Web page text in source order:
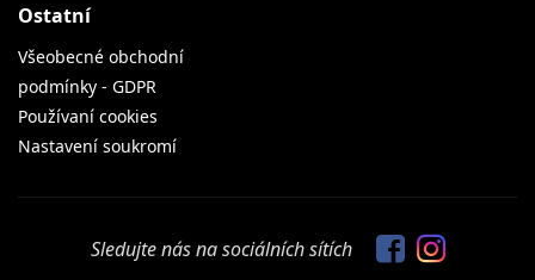
Ostatní
Všeobecné obchodní
podmínky - GDPR
Používaní cookies
Nastavení soukromí
Sledujte nás na sociálních sítích